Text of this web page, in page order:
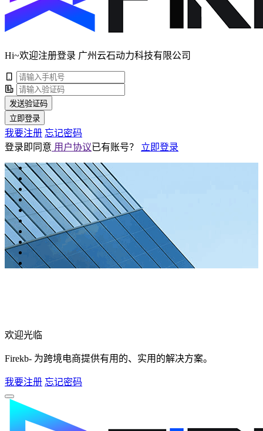
Hi~欢迎注册登录 广州云石动力科技有限公司
发送验证码
立即登录
我要注册 忘记密码
登录即同意 用户协议已有账号？ 立即登录
欢迎光临
Firekb- 为跨境电商提供有用的、实用的解决方案。
我要注册 忘记密码